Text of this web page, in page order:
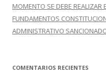
MOMENTO SE DEBE REALIZAR
FUNDAMENTOS
ADMINISTRATIVO
COMENTARIOS RECIENTES